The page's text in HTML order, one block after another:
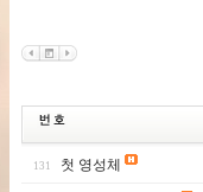
131 첫 영성체